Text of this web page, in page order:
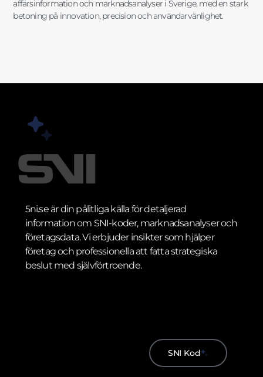
affärsinformation och marknadsanalyser i Sverige, med en stark
betoning på innovation, precision och användarvänlighet.
5ni.se är din pålitliga källa för detaljerad
information om SNI-koder, marknadsanalyser och
företagsdata. Vi erbjuder insikter som hjälper
företag och professionella att fatta strategiska
beslut med självförtroende.
SNI Kod